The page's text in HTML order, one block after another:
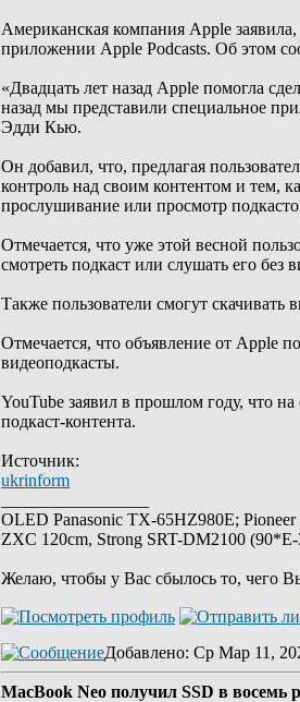
Американская компания Apple
приложении Apple Podcasts. Об этом
«Двадцать лет назад Apple помогла
назад мы представили специальное
Эдди Кью.
Он добавил, что, предлагая
контроль над своим контентом и тем,
прослушивание или просмотр
Отмечается, что уже этой весной
смотреть подкаст или слушать его без
Также пользователи смогут
Отмечается, что объявление от Apple
видеоподкасты.
YouTube заявил в прошлом году, что
подкаст-контента.
Источник:
ukrinform
OLED Panasonic TX-65HZ980E;
ZXC 120cm, Strong SRT-DM2100
Желаю, чтобы у Вас сбылось то, чего
Добавлено: Ср Мар 11,
MacBook Neo получил SSD в восемь